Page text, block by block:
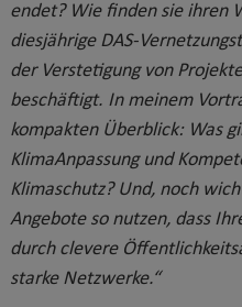
endet? Wie finden sie ihren
diesjährige DAS-
der Verstetigung von
beschäftigt. In meinem
kompakten Überblick: Was
KlimaAnpassung und
Klimaschutz? Und, noch
Angebote so nutzen, dass
durch clevere
starke Netzwerke.“